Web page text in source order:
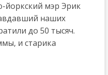
йоркский мэр Эрик
наших
до 50 тысяч.
и старика